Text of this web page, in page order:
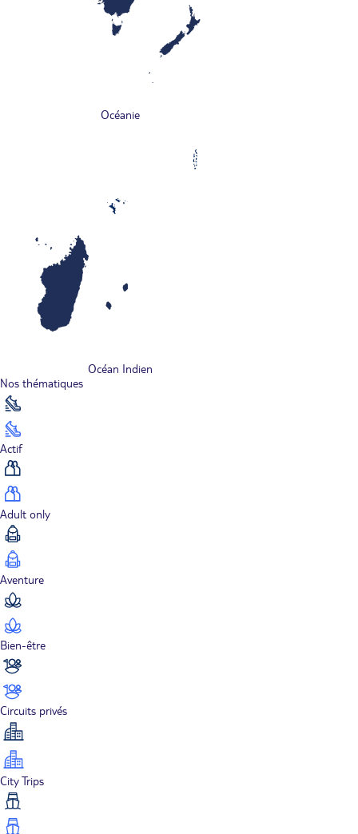
Océanie
Océan Indien
Nos thématiques
Actif
Adult only
Aventure
Bien-être
Circuits privés
City Trips